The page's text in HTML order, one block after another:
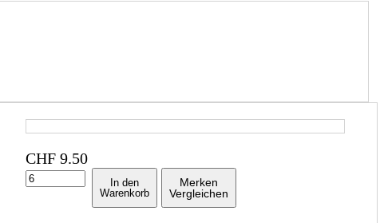
CHF 9.50
In den
Warenkorb
Merken
Vergleichen